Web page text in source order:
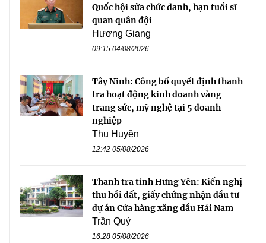
Quốc hội sửa chức danh, hạn tuổi sĩ
quan quân đội
Hương Giang
09:15 04/08/2026
Tây Ninh: Công bố quyết định thanh
tra hoạt động kinh doanh vàng
trang sức, mỹ nghệ tại 5 doanh
nghiệp
Thu Huyền
12:42 05/08/2026
Thanh tra tỉnh Hưng Yên: Kiến nghị
thu hồi đất, giấy chứng nhận đầu tư
dự án Cửa hàng xăng dầu Hải Nam
Trần Quý
16:28 05/08/2026